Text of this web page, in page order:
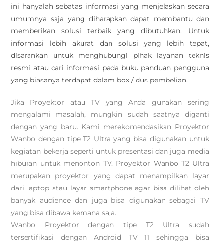
ini hanyalah sebatas informasi yang menjelaskan secara
umumnya saja yang diharapkan dapat membantu dan
memberikan solusi terbaik yang dibutuhkan. Untuk
informasi lebih akurat dan solusi yang lebih tepat,
disarankan untuk menghubungi pihak layanan teknis
resmi atau cari informasi pada buku panduan pengguna
yang biasanya terdapat dalam box / dus pembelian.
Jika Proyektor atau TV yang Anda gunakan sering
mengalami masalah, mungkin sudah saatnya diganti
dengan yang baru. Kami merekomendasikan Proyektor
Wanbo dengan tipe T2 Ultra yang bisa digunakan untuk
kegiatan bekerja seperti untuk presentasi dan juga media
hiburan untuk menonton TV. Proyektor Wanbo T2 Ultra
merupakan proyektor yang dapat menampilkan layar
dari laptop atau layar smartphone agar bisa dilihat oleh
banyak audience dan juga bisa digunakan sebagai TV
yang bisa dibawa kemana saja.
Wanbo Proyektor dengan tipe T2 Ultra sudah
tersertifikasi dengan Android TV 11 sehingga bisa